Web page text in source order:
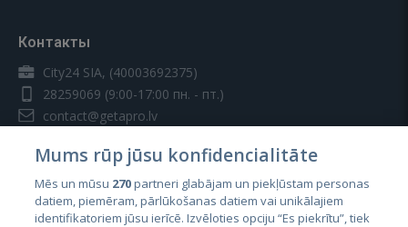
Контакты
City24 SIA, (40003692375)
28259069 (9:00-17:00 пн. - пт.)
contact@getapro.lv
Страны
Mums rūp jūsu konfidencialitāte
Mēs un mūsu 270partneri glabājam un piekļūstam personas
datiem, piemēram, pārlūkošanas datiem vai unikālajiem
identifikatoriem jūsu ierīcē. Izvēloties opciju “Es piekrītu”, tiek